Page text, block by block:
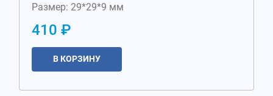
Размер: 29*29*9 мм
410 ₽
В КОРЗИНУ